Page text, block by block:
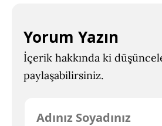
Yorum Yazın
İçerik hakkında ki
paylaşabilirsiniz.